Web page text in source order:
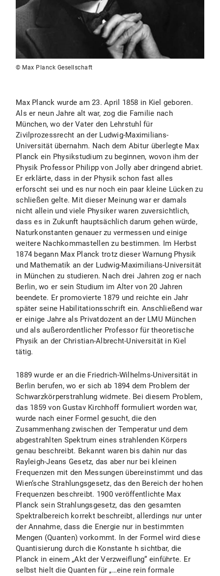
© Max Planck Gesellschaft
Max Planck wurde am 23. April 1858 in Kiel geboren.
Als er neun Jahre alt war, zog die Familie nach
München, wo der Vater den Lehrstuhl für
Zivilprozessrecht an der Ludwig-Maximilians-
Universität übernahm. Nach dem Abitur überlegte Max
Planck ein Physikstudium zu beginnen, wovon ihm der
Physik Professor Philipp von Jolly aber dringend abriet.
Er erklärte, dass in der Physik schon fast alles
erforscht sei und es nur noch ein paar kleine Lücken zu
schließen gelte. Mit dieser Meinung war er damals
nicht allein und viele Physiker waren zuversichtlich,
dass es in Zukunft hauptsächlich darum gehen würde,
Naturkonstanten genauer zu vermessen und einige
weitere Nachkommastellen zu bestimmen. Im Herbst
1874 begann Max Planck trotz dieser Warnung Physik
und Mathematik an der Ludwig-Maximilians-Universität
in München zu studieren. Nach drei Jahren zog er nach
Berlin, wo er sein Studium im Alter von 20 Jahren
beendete. Er promovierte 1879 und reichte ein Jahr
später seine Habilitationsschrift ein. Anschließend war
er einige Jahre als Privatdozent an der LMU München
und als außerordentlicher Professor für theoretische
Physik an der Christian-Albrecht-Universität in Kiel
tätig.
1889 wurde er an die Friedrich-Wilhelms-Universität in
Berlin berufen, wo er sich ab 1894 dem Problem der
Schwarzkörperstrahlung widmete. Bei diesem Problem,
das 1859 von Gustav Kirchhoff formuliert worden war,
wurde nach einer Formel gesucht, die den
Zusammenhang zwischen der Temperatur und dem
abgestrahlten Spektrum eines strahlenden Körpers
genau beschreibt. Bekannt waren bis dahin nur das
Rayleigh-Jeans Gesetz, das aber nur bei kleinen
Frequenzen mit den Messungen übereinstimmt und das
Wien‘sche Strahlungsgesetz, das den Bereich der hohen
Frequenzen beschreibt. 1900 veröffentlichte Max
Planck sein Strahlungsgesetz, das den gesamten
Spektralbereich korrekt beschreibt, allerdings nur unter
der Annahme, dass die Energie nur in bestimmten
Mengen (Quanten) vorkommt. In der Formel wird diese
Quantisierung durch die Konstante h sichtbar, die
Planck in einem „Akt der Verzweiflung“ einführte. Er
selbst hielt die Quanten für „…eine rein formale